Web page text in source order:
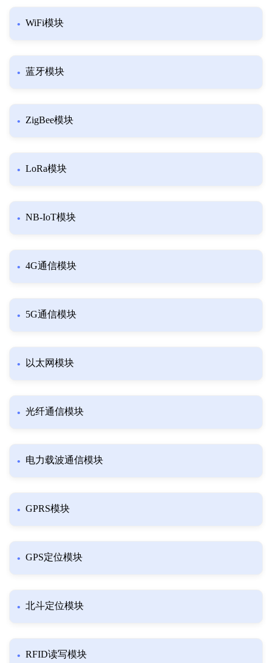
WiFi模块
蓝牙模块
ZigBee模块
LoRa模块
NB-IoT模块
4G通信模块
5G通信模块
以太网模块
光纤通信模块
电力载波通信模块
GPRS模块
GPS定位模块
北斗定位模块
RFID读写模块